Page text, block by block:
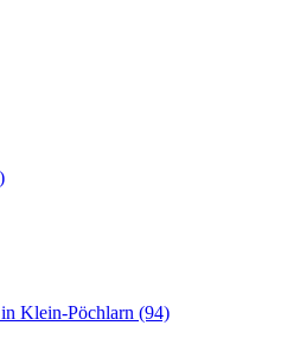
Klein-Pöchlarn (94)